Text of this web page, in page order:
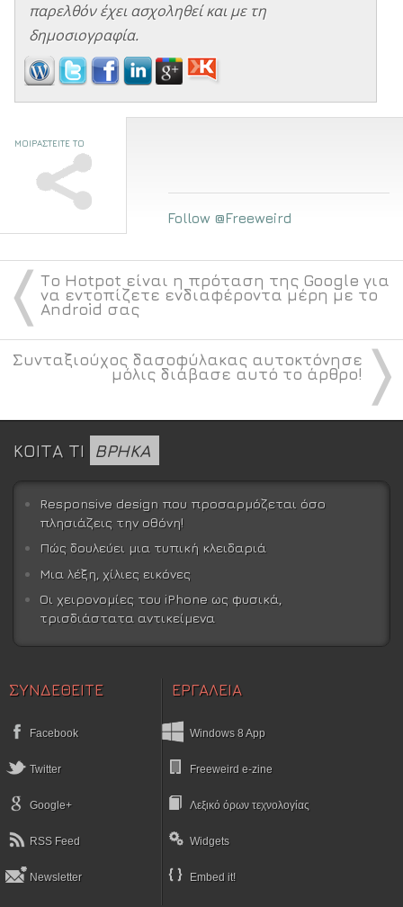
παρελθόν έχει ασχοληθεί και με τη
δημοσιογραφία.
ΜΟΙΡΑΣΤΕΙΤΕ ΤΟ
Follow @Freeweird
〈 Το Hotpot είναι η πρόταση της Google για
να εντοπίζετε ενδιαφέροντα μέρη με το
Android σας
〉
Συνταξιούχος δασοφύλακας αυτοκτόνησε
μόλις διάβασε αυτό το άρθρο!
ΚΟΙΤΑ ΤΙ ΒΡΗΚΑ
Responsive design που προσαρμόζεται όσο
πλησιάζεις την οθόνη!
Πώς δουλεύει μια τυπική κλειδαριά
Μια λέξη, χίλιες εικόνες
Οι χειρονομίες του iPhone ως φυσικά,
τρισδιάστατα αντικείμενα
ΣΥΝΔΕΘΕΙΤΕ
Facebook
Twitter
Google+
RSS Feed
Newsletter
ΕΡΓΑΛΕΙΑ
Windows 8 App
Freeweird e-zine
Λεξικό όρων τεχνολογίας
Widgets
Embed it!